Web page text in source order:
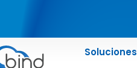
Soluciones